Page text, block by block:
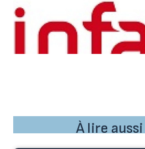
À lire aussi